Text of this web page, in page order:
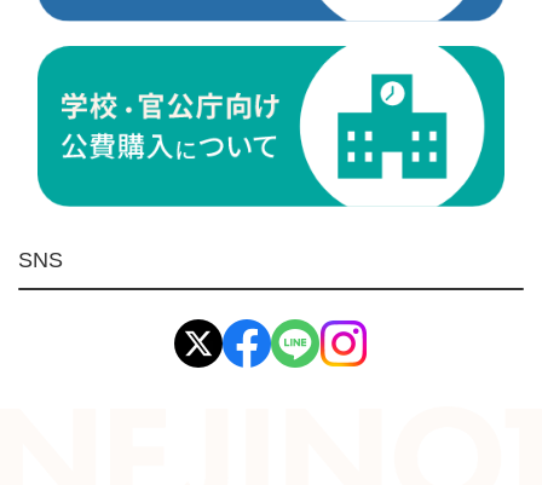
ケミカル製品
荷役伝導
環境安全用品
イマオ製品(IMAO)
工業資材(栃木屋)
SNS